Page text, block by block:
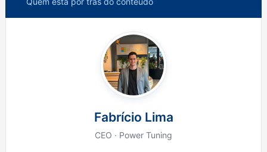
Fabrício Lima
CEO · Power Tuning